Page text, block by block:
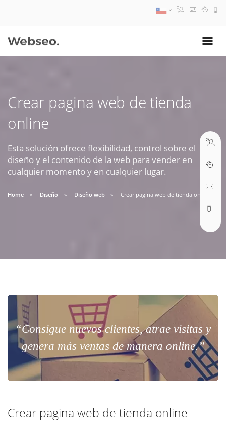
Crear pagina web de tienda
online
Esta solución ofrece flexibilidad, control sobre el
diseño y el contenido de la web para vender en
cualquier momento y en cualquier lugar.
Home Diseño Diseño web Crear pagina web de tienda online
“Consigue nuevos clientes, atrae visitas y
genera más ventas de manera online.”
Crear pagina web de tienda online
09:30 AM A 18:30 PM
ABRIR TICKET